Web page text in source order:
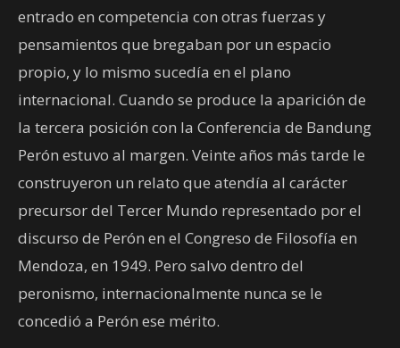
entrado en competencia con otras fuerzas y
pensamientos que bregaban por un espacio
propio, y lo mismo sucedía en el plano
internacional. Cuando se produce la aparición de
la tercera posición con la Conferencia de Bandung
Perón estuvo al margen. Veinte años más tarde le
construyeron un relato que atendía al carácter
precursor del Tercer Mundo representado por el
discurso de Perón en el Congreso de Filosofía en
Mendoza, en 1949. Pero salvo dentro del
peronismo, internacionalmente nunca se le
concedió a Perón ese mérito.